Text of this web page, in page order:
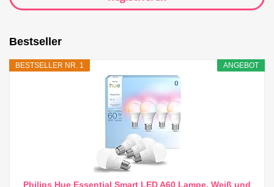
Bestseller
ANGEBOT
BESTSELLER NR. 1
Philips Hue Essential Smart LED A60 Lampe, Weiß und